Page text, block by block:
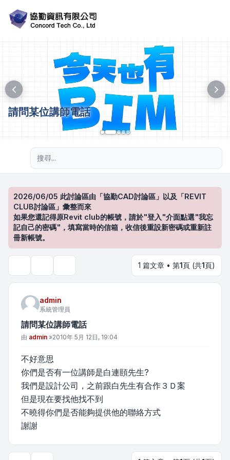
請問某位講師電話
2026/06/05 此討論區由「協勤CAD討論區」以及「REVIT
CLUB討論區」彙整而來
如果您還記得原Revit club的帳號，請於"登入"介面點選"我忘
記自己的密碼"，填寫當時的信箱，收信後重設新密碼或重新註
冊新帳號。
1 篇文章 • 第1頁 (共1頁)
admin
系統管理員
請問某位講師電話
文章
由 admin »2010年 5月 12日, 19:04
不好意思
你們是否有一位講師是白連頤先生?
我們是設計公司，之前跟白先生有合作３Ｄ案
但是現在要找他找不到
不曉得你們是否能夠提供他的聯絡方式
謝謝